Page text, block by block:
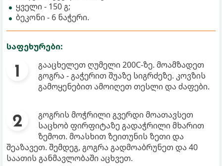
ყველი - 150 გ;
ბეკონი - 6 ნაჭერი.
საფეხურები:
გააცხელეთ ღუმელი 200C-ზე. მოამზადეთ
გოგრა - გაჭერით შუაზე სიგრძეზე. კოვზის
გამოყენებით ამოიღეთ თესლი და ძაფები.
გოგრის მოჭრილი გვერდი მოათავსეთ
საცხობ ფირფიტაზე გადაჭრილი მხარით
ზემოთ. მოასხით ზეითუნის ზეთი და
შეაზავეთ. შემდეგ, გოგრა გადმოაბრუნეთ და 40
საათის განმავლობაში აცხვეთ.